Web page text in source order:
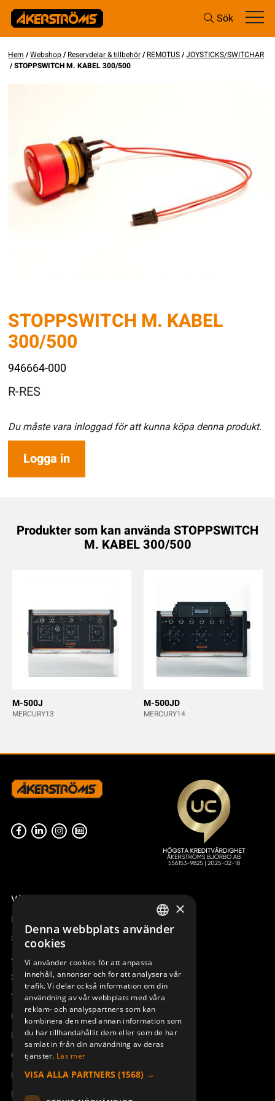
Sök
Hem /Webshop/Reservdelar & tillbehör/REMOTUS/JOYSTICKS/SWITCHAR
/ STOPPSWITCH M. KABEL 300/500
STOPPSWITCH M. KABEL
300/500
946664-000
R-RES
Du måste vara inloggad för att kunna köpa denna produkt.
Logga in
Produkter som kan använda STOPPSWITCH
M. KABEL 300/500
M-500J
MERCURY13
M-500JD
MERCURY14
Våra radiostyrningar – översikt
Remotus
Sesam
Access_Ctrl
Support
Teknisk support
Boka service
Manualer och videoinstruktioner
Om Åkerströms
Kontakt
Nyheter
SWEDISH
DEUTSCH
×
Denna webbplats använder
cookies
Vi använder cookies för att anpassa
innehåll, annonser och för att analysera vår
trafik. Vi delar också information om din
användning av vår webbplats med våra
reklam- och analyspartners som kan
kombinera den med annan information som
du har tillhandahållit dem eller som de har
samlat in från din användning av deras
tjänster. Läs mer
VISA ALLA PARTNERS (1568) →